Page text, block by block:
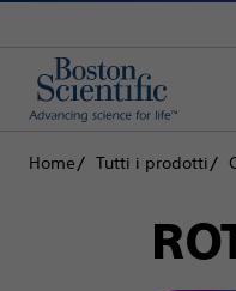
Home Tutti i prodotti